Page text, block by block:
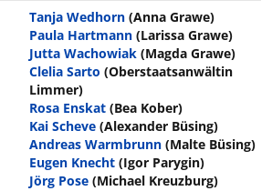
Tanja Wedhorn (Anna Grawe)
Paula Hartmann (Larissa Grawe)
Jutta Wachowiak (Magda Grawe)
Clelia Sarto (Oberstaatsanwältin
Limmer)
Rosa Enskat (Bea Kober)
Kai Scheve (Alexander Büsing)
Andreas Warmbrunn (Malte Büsing)
Eugen Knecht (Igor Parygin)
Jörg Pose (Michael Kreuzburg)